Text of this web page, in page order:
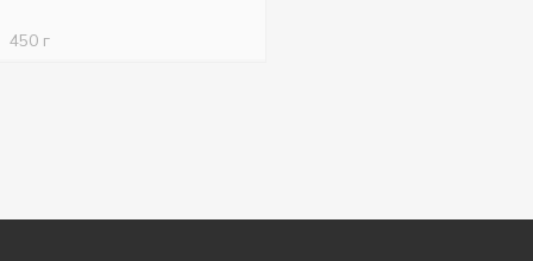
450 г